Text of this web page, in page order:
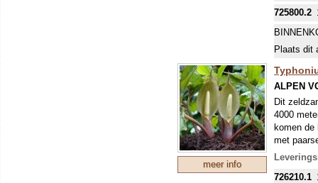
aan bruin
jaar… In
tot de
Sommige
degelijk 2
725800.2
Plaats dit
meer info
ALPEN
Dit
4000
komen de
met
gevlekt
planten
726210.1